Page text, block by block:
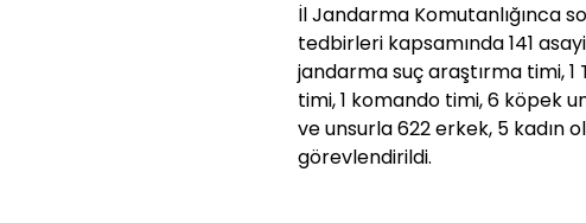
İl Jandarma Komutanlığınca
tedbirleri kapsamında 141
jandarma suç araştırma timi, 1
timi, 1 komando timi, 6 köpek
ve unsurla 622 erkek, 5 kadın
görevlendirildi.